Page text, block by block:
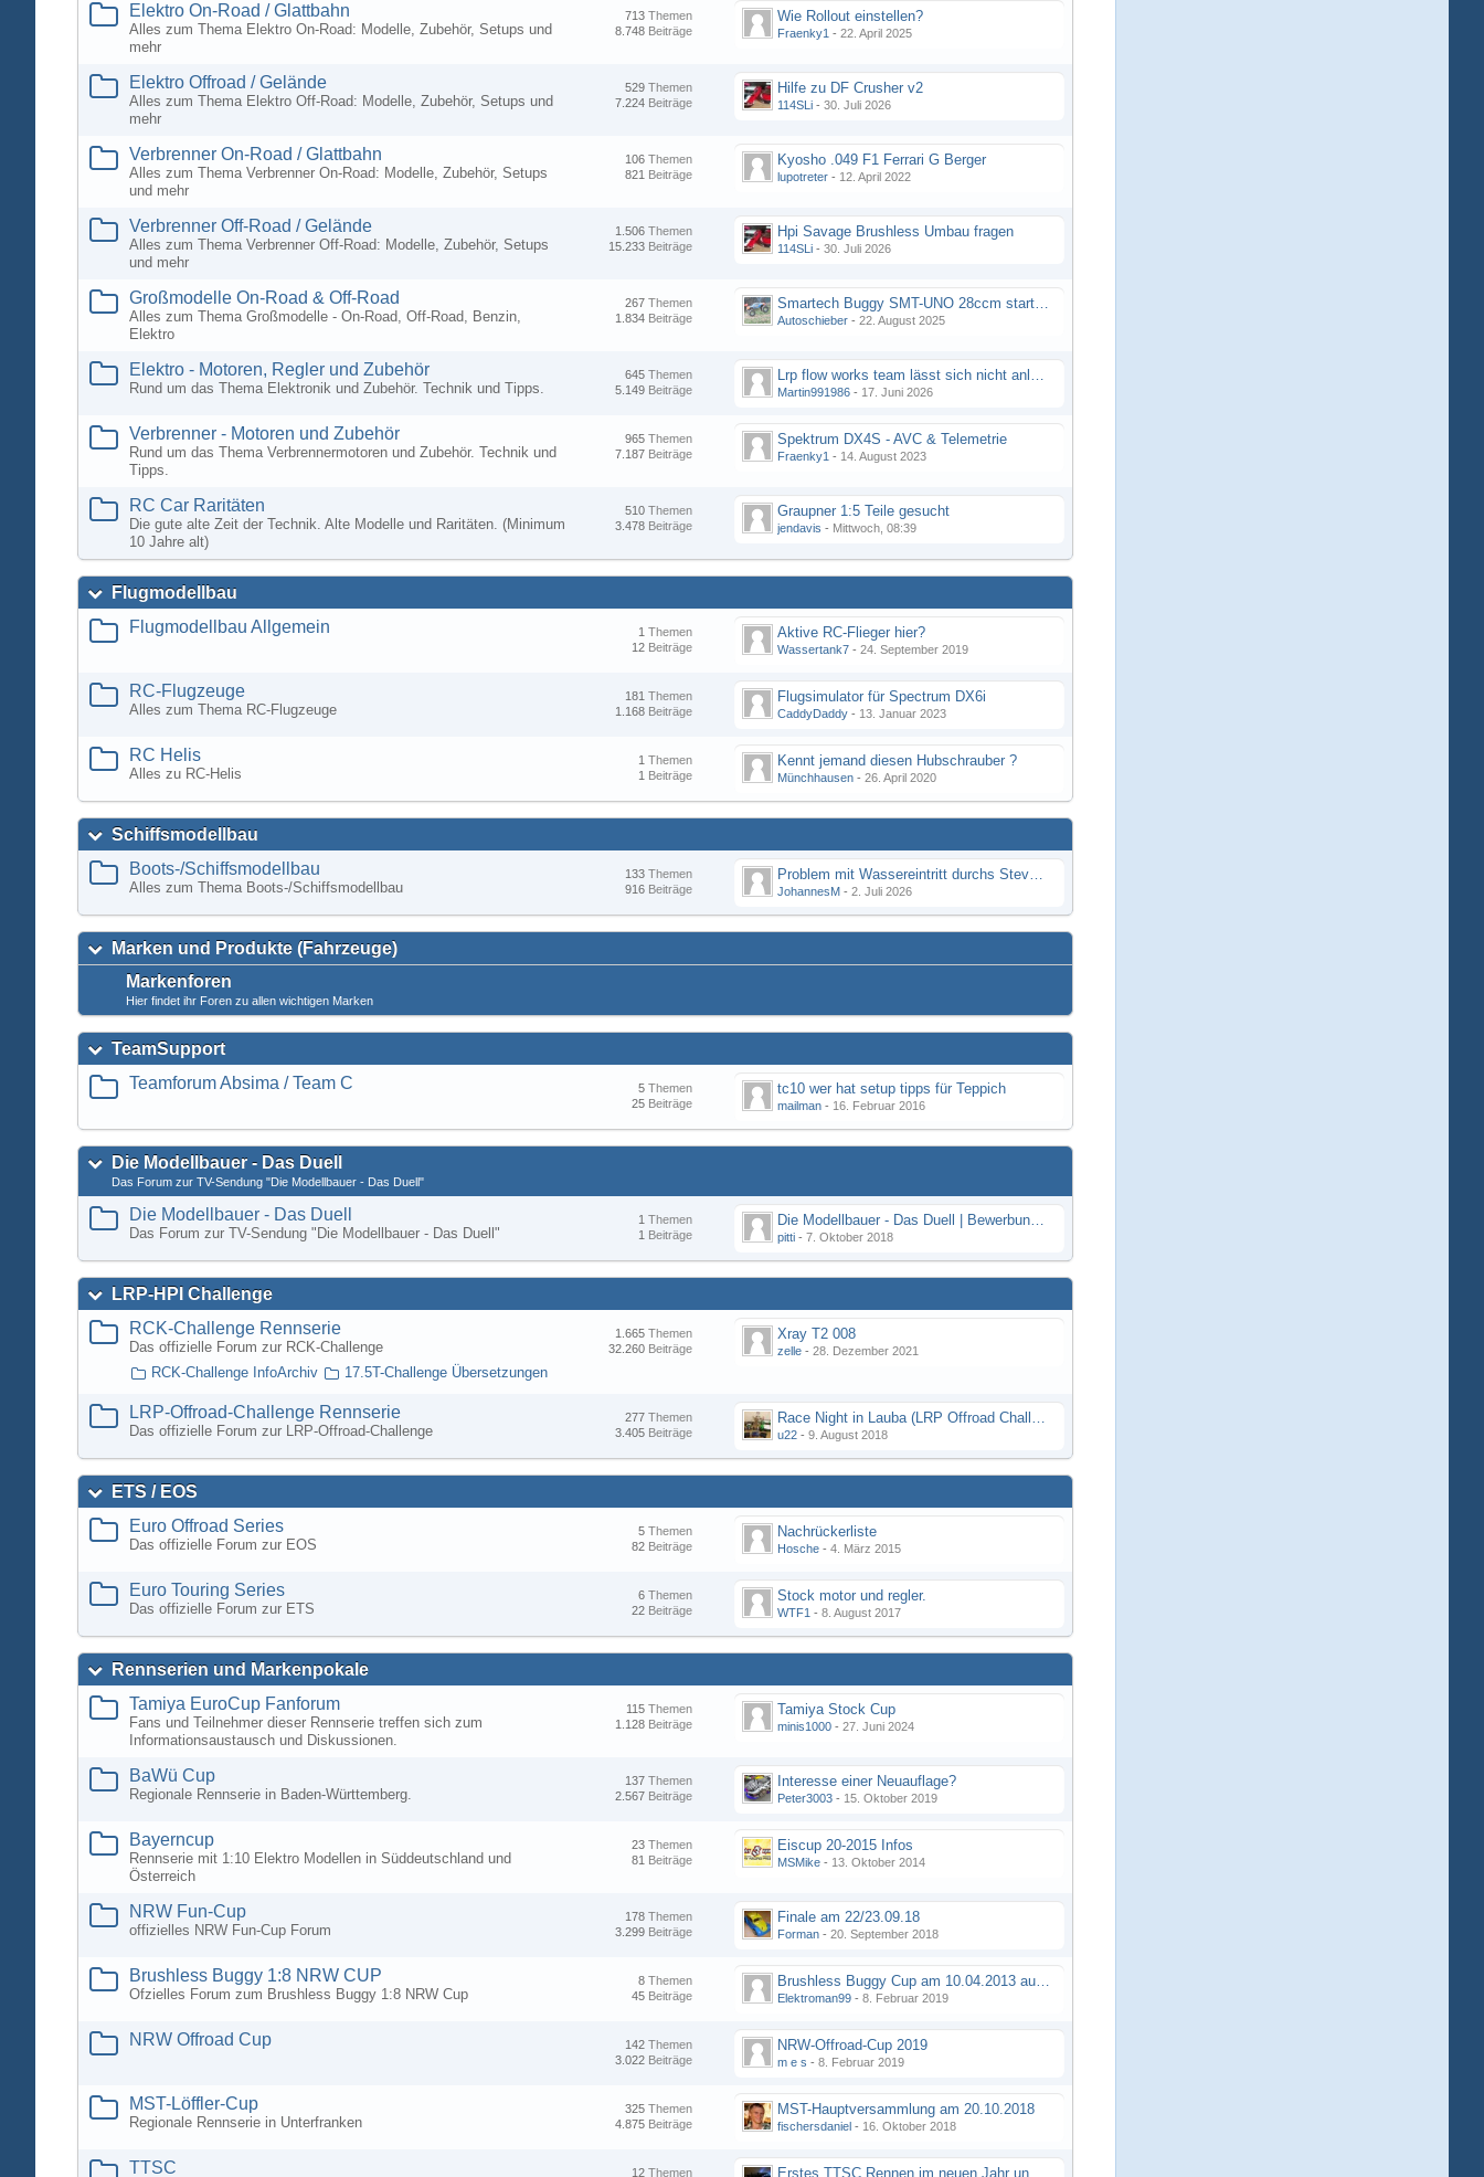
Elektro On-Road / Glattbahn
Alles zum Thema Elektro On-Road: Modelle, Zubehör, Setups und
mehr
Themen
713
Beiträge
8.748
Wie Rollout einstellen?
Fraenky1 - 22. April 2025
Elektro Offroad / Gelände
Alles zum Thema Elektro Off-Road: Modelle, Zubehör, Setups und
mehr
Themen
529
Beiträge
7.224
Hilfe zu DF Crusher v2
114SLi - 30. Juli 2026
Verbrenner On-Road / Glattbahn
Alles zum Thema Verbrenner On-Road: Modelle, Zubehör, Setups
und mehr
Themen
106
Beiträge
821
Kyosho .049 F1 Ferrari G Berger
lupotreter - 12. April 2022
Verbrenner Off-Road / Gelände
Alles zum Thema Verbrenner Off-Road: Modelle, Zubehör, Setups
und mehr
Themen
1.506
Beiträge
15.233
Hpi Savage Brushless Umbau fragen
114SLi - 30. Juli 2026
Großmodelle On-Road & Off-Road
Alles zum Thema Großmodelle - On-Road, Off-Road, Benzin,
Elektro
Themen
267
Beiträge
1.834
Smartech Buggy SMT-UNO 28ccm startet nicht
Autoschieber - 22. August 2025
Elektro - Motoren, Regler und Zubehör
Rund um das Thema Elektronik und Zubehör. Technik und Tipps.
Themen
645
Beiträge
5.149
Lrp flow works team lässt sich nicht anlernen
Martin991986 - 17. Juni 2026
Verbrenner - Motoren und Zubehör
Rund um das Thema Verbrennermotoren und Zubehör. Technik und
Tipps.
Themen
965
Beiträge
7.187
Spektrum DX4S - AVC & Telemetrie
Fraenky1 - 14. August 2023
RC Car Raritäten
Die gute alte Zeit der Technik. Alte Modelle und Raritäten. (Minimum
10 Jahre alt)
Themen
510
Beiträge
3.478
Graupner 1:5 Teile gesucht
jendavis - Mittwoch, 08:39
Flugmodellbau
Flugmodellbau Allgemein
Themen
1
Beiträge
12
Aktive RC-Flieger hier?
Wassertank7 - 24. September 2019
RC-Flugzeuge
Alles zum Thema RC-Flugzeuge
Themen
181
Beiträge
1.168
Flugsimulator für Spectrum DX6i
CaddyDaddy - 13. Januar 2023
RC Helis
Alles zu RC-Helis
Themen
1
Beiträge
1
Kennt jemand diesen Hubschrauber ?
Münchhausen - 26. April 2020
Schiffsmodellbau
Boots-/Schiffsmodellbau
Alles zum Thema Boots-/Schiffsmodellbau
Themen
133
Beiträge
916
Problem mit Wassereintritt durchs Stevenrohr beim Rennboot
JohannesM - 2. Juli 2026
Marken und Produkte (Fahrzeuge)
Markenforen
Hier findet ihr Foren zu allen wichtigen Marken
TeamSupport
Teamforum Absima / Team C
Themen
5
Beiträge
25
tc10 wer hat setup tipps für Teppich
mailman - 16. Februar 2016
Die Modellbauer - Das Duell
Das Forum zur TV-Sendung "Die Modellbauer - Das Duell"
Die Modellbauer - Das Duell
Das Forum zur TV-Sendung "Die Modellbauer - Das Duell"
Themen
1
Beiträge
1
Die Modellbauer - Das Duell | Bewerbung für neue Staffel bei DMAX *Werbung*
pitti - 7. Oktober 2018
LRP-HPI Challenge
RCK-Challenge Rennserie
Das offizielle Forum zur RCK-Challenge
Themen
1.665
Beiträge
32.260
Xray T2 008
zelle - 28. Dezember 2021
RCK-Challenge InfoArchiv 17.5T-Challenge Übersetzungen
LRP-Offroad-Challenge Rennserie
Das offizielle Forum zur LRP-Offroad-Challenge
Themen
277
Beiträge
3.405
Race Night in Lauba (LRP Offroad Challenge und freie Klassen) 25/26.08
u22 - 9. August 2018
ETS / EOS
Euro Offroad Series
Das offizielle Forum zur EOS
Themen
5
Beiträge
82
Nachrückerliste
Hosche - 4. März 2015
Euro Touring Series
Das offizielle Forum zur ETS
Themen
6
Beiträge
22
Stock motor und regler.
WTF1 - 8. August 2017
Rennserien und Markenpokale
Tamiya EuroCup Fanforum
Fans und Teilnehmer dieser Rennserie treffen sich zum
Informationsaustausch und Diskussionen.
Themen
115
Beiträge
1.128
Tamiya Stock Cup
minis1000 - 27. Juni 2024
BaWü Cup
Regionale Rennserie in Baden-Württemberg.
Themen
137
Beiträge
2.567
Interesse einer Neuauflage?
Peter3003 - 15. Oktober 2019
Bayerncup
Rennserie mit 1:10 Elektro Modellen in Süddeutschland und
Österreich
Themen
23
Beiträge
81
Eiscup 20-2015 Infos
MSMike - 13. Oktober 2014
NRW Fun-Cup
offizielles NRW Fun-Cup Forum
Themen
178
Beiträge
3.299
Finale am 22/23.09.18
Forman - 20. September 2018
Brushless Buggy 1:8 NRW CUP
Ofzielles Forum zum Brushless Buggy 1:8 NRW Cup
Themen
8
Beiträge
45
Brushless Buggy Cup am 10.04.2013 auf der Intermodellbau in Dortmund
Elektroman99 - 8. Februar 2019
NRW Offroad Cup Themen
142
Beiträge
3.022
NRW-Offroad-Cup 2019
m e s - 8. Februar 2019
MST-Löffler-Cup
Regionale Rennserie in Unterfranken
Themen
325
Beiträge
4.875
MST-Hauptversammlung am 20.10.2018
fischersdaniel - 16. Oktober 2018
TTSC Themen
12